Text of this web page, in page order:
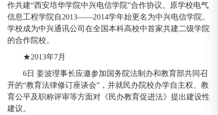
作共建“西安培华学院中兴电信学院”合作协议。原学校电气
信息工程学院自2013——2014学年始更名为中兴电信学院。
学校成为中兴通讯公司在全国本科高校中首家共建二级学院
的合作院校。
★2013年7月
6日 姜波理事长应邀参加国务院法制办和教育部共同召
开的“教育法律修订座谈会”，并就民办院校办学自主权、教
育公平及职称评审等方面对《民办教育促进法》提出建设性
建议。